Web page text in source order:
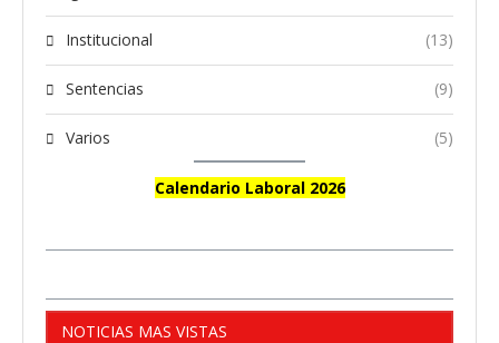
Institucional (13)
Sentencias (9)
Varios (5)
Calendario Laboral 2026
NOTICIAS MAS VISTAS